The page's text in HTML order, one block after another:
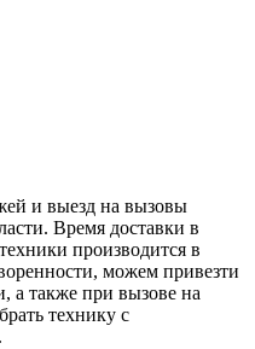
и выезд на вызовы
Время доставки в
производится в
можем привезти
а также при вызове на
технику с